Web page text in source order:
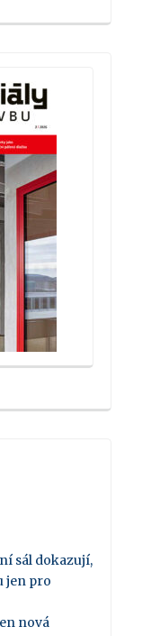
sál dokazují,
jen pro
nová